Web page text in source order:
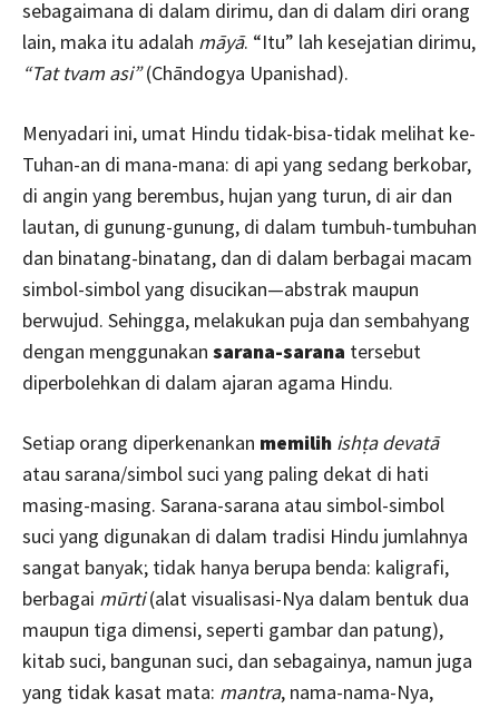
sebagaimana di dalam dirimu, dan di dalam diri orang
lain, maka itu adalah māyā. “Itu” lah kesejatian dirimu,
“Tat tvam asi”(Chāndogya Upanishad).
Menyadari ini, umat Hindu tidak-bisa-tidak melihat ke-
Tuhan-an di mana-mana: di api yang sedang berkobar,
di angin yang berembus, hujan yang turun, di air dan
lautan, di gunung-gunung, di dalam tumbuh-tumbuhan
dan binatang-binatang, dan di dalam berbagai macam
simbol-simbol yang disucikan—abstrak maupun
berwujud. Sehingga, melakukan puja dan sembahyang
dengan menggunakan sarana-sarana tersebut
diperbolehkan di dalam ajaran agama Hindu.
Setiap orang diperkenankan memilih ishṭa devatā
atau sarana/simbol suci yang paling dekat di hati
masing-masing. Sarana-sarana atau simbol-simbol
suci yang digunakan di dalam tradisi Hindu jumlahnya
sangat banyak; tidak hanya berupa benda: kaligrafi,
berbagai mūrti(alat visualisasi-Nya dalam bentuk dua
maupun tiga dimensi, seperti gambar dan patung),
kitab suci, bangunan suci, dan sebagainya, namun juga
yang tidak kasat mata: mantra, nama-nama-Nya,